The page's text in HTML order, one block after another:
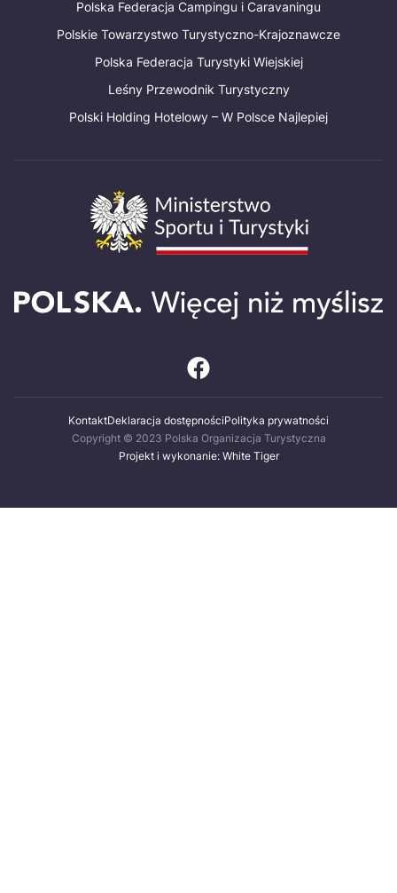
Polska Federacja Campingu i Caravaningu
Polskie Towarzystwo Turystyczno-Krajoznawcze
Polska Federacja Turystyki Wiejskiej
Leśny Przewodnik Turystyczny
Polski Holding Hotelowy – W Polsce Najlepiej
KontaktDeklaracja dostępnościPolityka prywatności
Copyright © 2023 Polska Organizacja Turystyczna
Projekt i wykonanie: White Tiger